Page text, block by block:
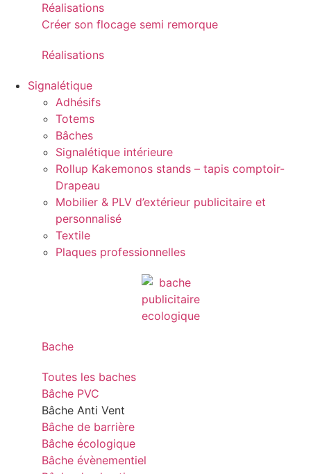
Réalisations
Créer son flocage semi remorque
Réalisations
Signalétique
Adhésifs
Totems
Bâches
Signalétique intérieure
Rollup Kakemonos stands – tapis comptoir-
Drapeau
Mobilier & PLV d’extérieur publicitaire et
personnalisé
Textile
Plaques professionnelles
Bache
Toutes les baches
Bâche PVC
Bâche Anti Vent
Bâche de barrière
Bâche écologique
Bâche évènementiel